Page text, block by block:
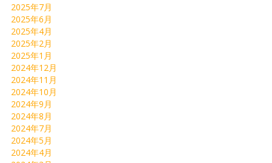
2025年7月
2025年6月
2025年4月
2025年2月
2025年1月
2024年12月
2024年11月
2024年10月
2024年9月
2024年8月
2024年7月
2024年5月
2024年4月